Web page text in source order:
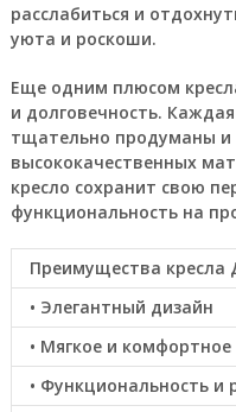
расслабиться и
уюта и роскоши.
Еще одним плюсом
и долговечность.
тщательно продуманы и
высококачественных
кресло сохранит свою
функциональность на
Преимущества кресла
• Элегантный дизайн
• Мягкое и
• Функциональность и